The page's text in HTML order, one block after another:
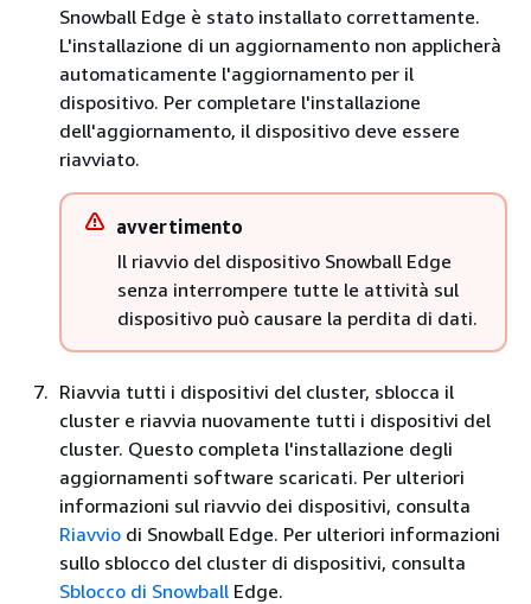
Snowball Edge è stato installato correttamente.
L'installazione di un aggiornamento non applicherà
automaticamente l'aggiornamento per il
dispositivo. Per completare l'installazione
dell'aggiornamento, il dispositivo deve essere
riavviato.
avvertimento
Il riavvio del dispositivo Snowball Edge
senza interrompere tutte le attività sul
dispositivo può causare la perdita di dati.
Riavvia tutti i dispositivi del cluster, sblocca il
cluster e riavvia nuovamente tutti i dispositivi del
cluster. Questo completa l'installazione degli
aggiornamenti software scaricati. Per ulteriori
informazioni sul riavvio dei dispositivi, consulta
Riavvio di Snowball Edge. Per ulteriori informazioni
sullo sblocco del cluster di dispositivi, consulta
Sblocco di Snowball Edge.